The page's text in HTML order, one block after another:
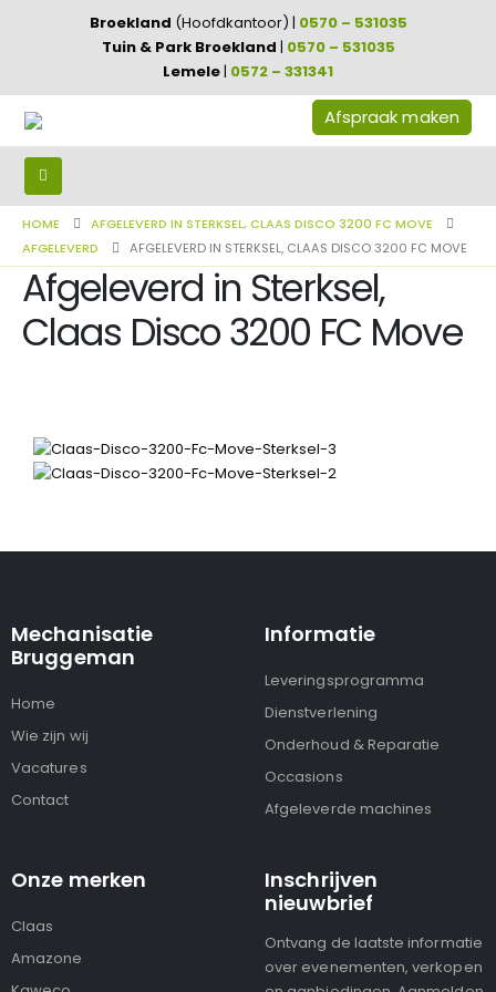
Broekland (Hoofdkantoor) | 0570 – 531035
Tuin & Park Broekland | 0570 – 531035
Lemele| 0572 – 331341
Afspraak maken
HOME
AFGELEVERD IN STERKSEL, CLAAS DISCO 3200 FC MOVE
AFGELEVERD
AFGELEVERD IN STERKSEL, CLAAS DISCO 3200 FC MOVE
Afgeleverd in Sterksel,
Claas Disco 3200 FC Move
Mechanisatie
Bruggeman
Home
Wie zijn wij
Vacatures
Contact
Informatie
Leveringsprogramma
Dienstverlening
Onderhoud & Reparatie
Occasions
Afgeleverde machines
Onze merken
Claas
Amazone
Inschrijven
nieuwbrief
Ontvang de laatste informatie
over evenementen, verkopen